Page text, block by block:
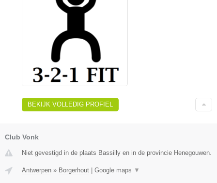
BEKIJK VOLLEDIG PROFIEL
Club Vonk
Niet gevestigd in de plaats Bassilly en in de provincie Henegouwen.
Antwerpen » Borgerhout | Google maps ▼